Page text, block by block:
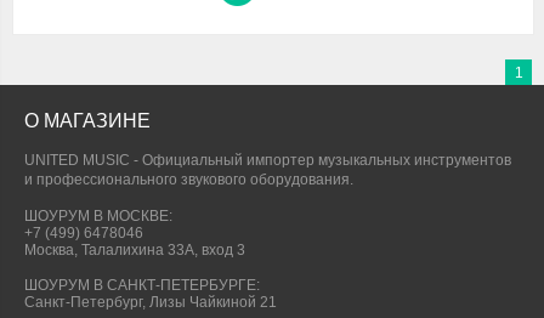
1
О МАГАЗИНЕ
UNITED MUSIC - Официальный импортер музыкальных инструментов
и профессионального звукового оборудования.
ШОУРУМ В МОСКВЕ:
+7 (499) 6478046
Москва, Талалихина 33А, вход 3
ШОУРУМ В САНКТ-ПЕТЕРБУРГЕ:
Санкт-Петербург, Лизы Чайкиной 21